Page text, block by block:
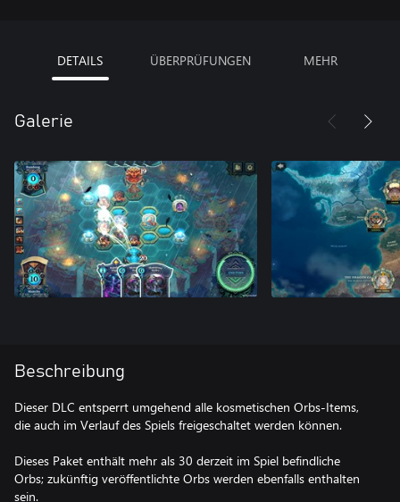
DETAILS ÜBERPRÜFUNGEN MEHR
Galerie
Beschreibung
Dieser DLC entsperrt umgehend alle kosmetischen Orbs-Items,
die auch im Verlauf des Spiels freigeschaltet werden können.
Dieses Paket enthält mehr als 30 derzeit im Spiel befindliche
Orbs; zukünftig veröffentlichte Orbs werden ebenfalls enthalten
sein.